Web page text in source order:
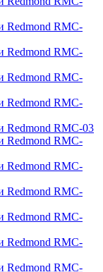
Redmond RMC-
Redmond RMC-
Redmond RMC-
Redmond RMC-
Redmond RMC-03
Redmond RMC-
Redmond RMC-
Redmond RMC-
Redmond RMC-
Redmond RMC-
Redmond RMC-